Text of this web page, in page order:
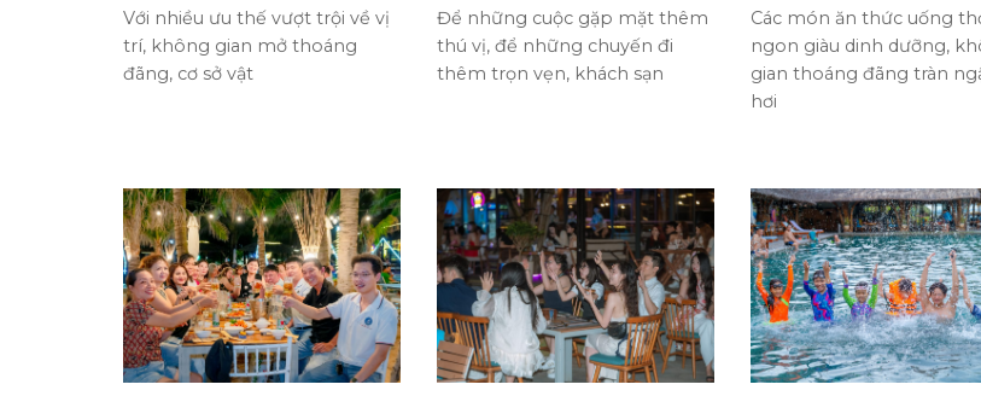
Với nhiều ưu thế vượt trội về vị
trí, không gian mở thoáng
đãng, cơ sở vật
Để những cuộc gặp mặt thêm
thú vị, để những chuyến đi
thêm trọn vẹn, khách sạn
Các món ăn thức uống
ngon giàu dinh dưỡng,
gian thoáng đãng tràn
hơi